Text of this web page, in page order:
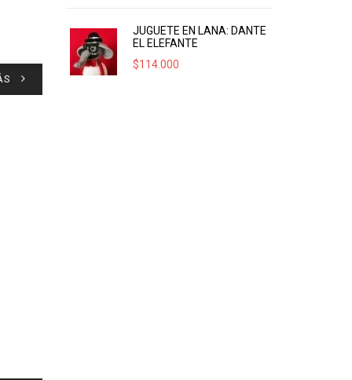
JUGUETE EN LANA: DANTE
EL ELEFANTE
$114.000